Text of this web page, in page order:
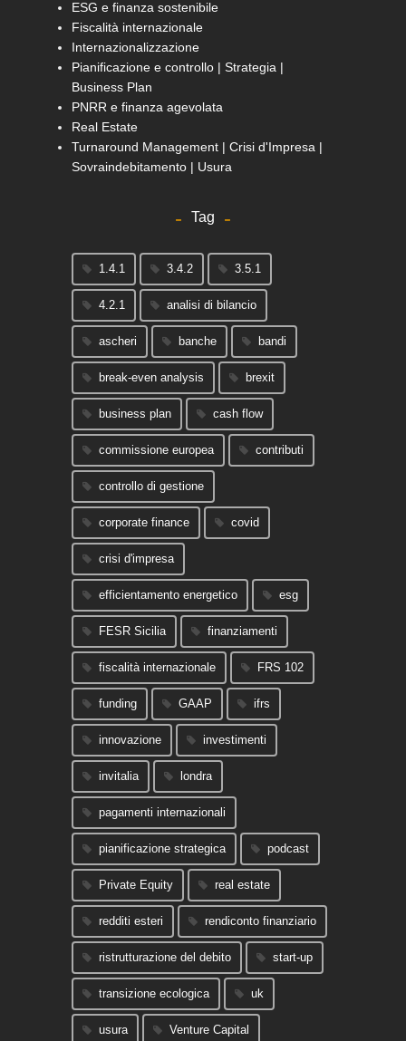
ESG e finanza sostenibile
Fiscalità internazionale
Internazionalizzazione
Pianificazione e controllo | Strategia |
Business Plan
PNRR e finanza agevolata
Real Estate
Turnaround Management | Crisi d'Impresa |
Sovraindebitamento | Usura
Tag
1.4.1 3.4.2 3.5.1
4.2.1 analisi di bilancio
ascheri banche bandi
break-even analysis brexit
business plan cash flow
commissione europea contributi
controllo di gestione
corporate finance covid
crisi d'impresa
efficientamento energetico esg
FESR Sicilia finanziamenti
fiscalità internazionale FRS 102
funding GAAP ifrs
innovazione investimenti
invitalia londra
pagamenti internazionali
pianificazione strategica podcast
Private Equity real estate
redditi esteri rendiconto finanziario
ristrutturazione del debito start-up
transizione ecologica uk
usura Venture Capital